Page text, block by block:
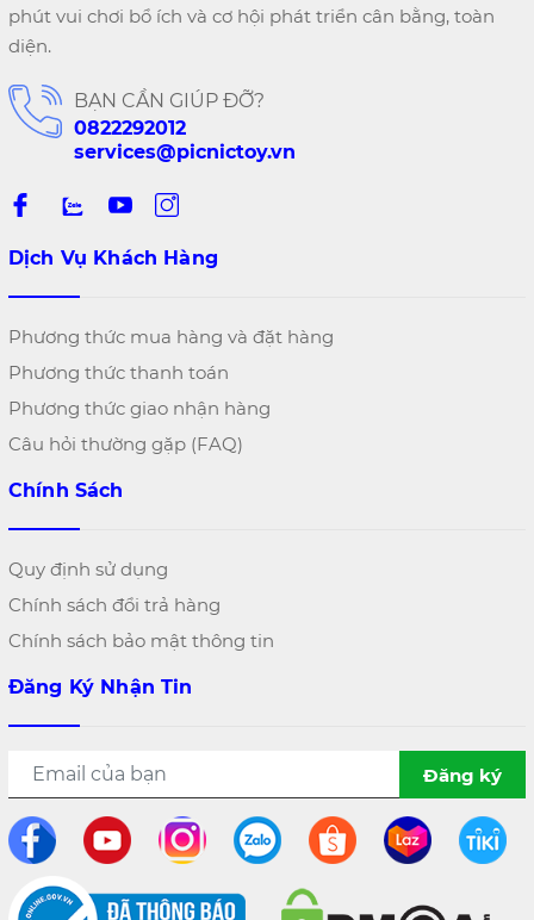
phút vui chơi bổ ích và cơ hội phát triển cân bằng, toàn
diện.
BẠN CẦN GIÚP ĐỠ?
0822292012
services@picnictoy.vn
Dịch Vụ Khách Hàng
Phương thức mua hàng và đặt hàng
Phương thức thanh toán
Phương thức giao nhận hàng
Câu hỏi thường gặp (FAQ)
Chính Sách
Quy định sử dụng
Chính sách đổi trả hàng
Chính sách bảo mật thông tin
Đăng Ký Nhận Tin
Đăng ký